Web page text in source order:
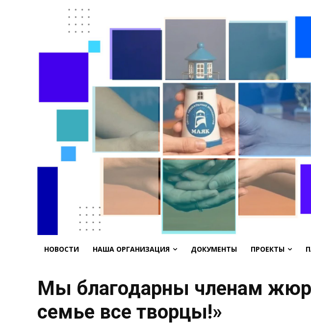
НОВОСТИ НАША ОРГАНИЗАЦИЯ ДОКУМЕНТЫ ПРОЕКТЫ
Мы благодарны членам
семье все творцы!»